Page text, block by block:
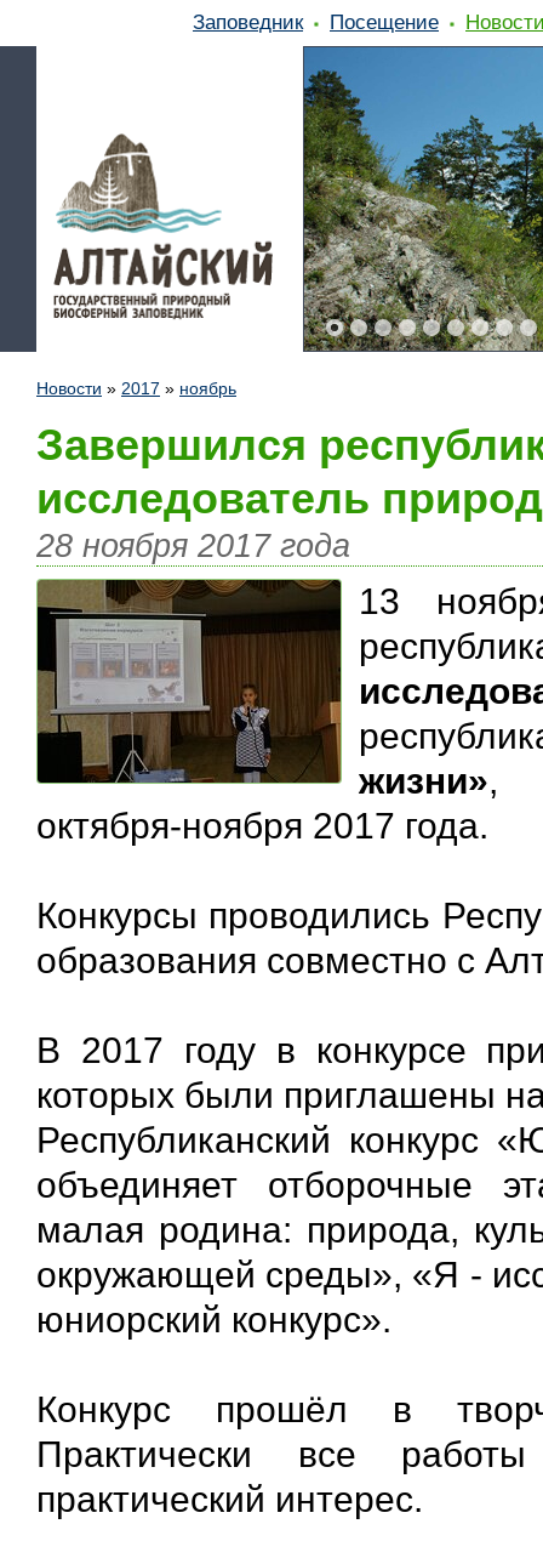
Заповедник Посещение
Новости » 2017 » ноябрь
Завершился
исследователь
28 ноября 2017 года
13
жизни»,
октября-ноября 2017 года.
Конкурсы проводились
образования совместно с
В 2017 году в конкурсе
которых были приглашены
Республиканский конкурс
объединяет отборочные
малая родина: природа,
окружающей среды», «Я -
юниорский конкурс».
Конкурс прошёл в
Практически все
практический интерес.